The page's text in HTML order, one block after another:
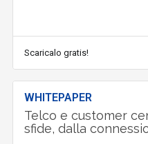
Scaricalo gratis!
WHITEPAPER
Telco e customer
sfide, dalla